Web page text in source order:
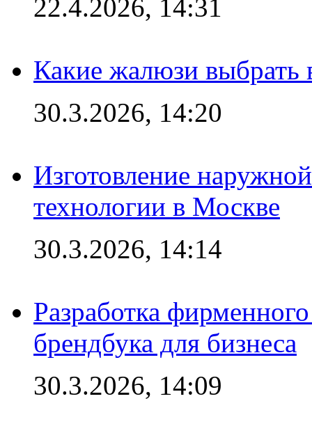
22.4.2026, 14:31
Какие жалюзи выбрать
30.3.2026, 14:20
Изготовление
технологии в Москве
30.3.2026, 14:14
Разработка
брендбука для бизнеса
30.3.2026, 14:09